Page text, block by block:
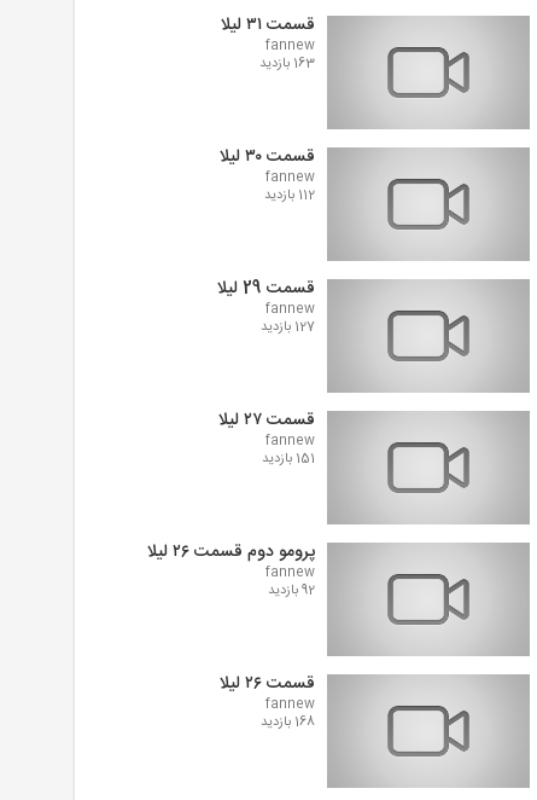
قسمت ۳۱ لیلا
fannew
163 بازدید
قسمت ۳۰ لیلا
fannew
112 بازدید
قسمت 29 لیلا
fannew
127 بازدید
قسمت ۲۷ لیلا
fannew
151 بازدید
پرومو دوم قسمت ۲۶ لیلا
fannew
92 بازدید
قسمت ۲۶ لیلا
fannew
168 بازدید